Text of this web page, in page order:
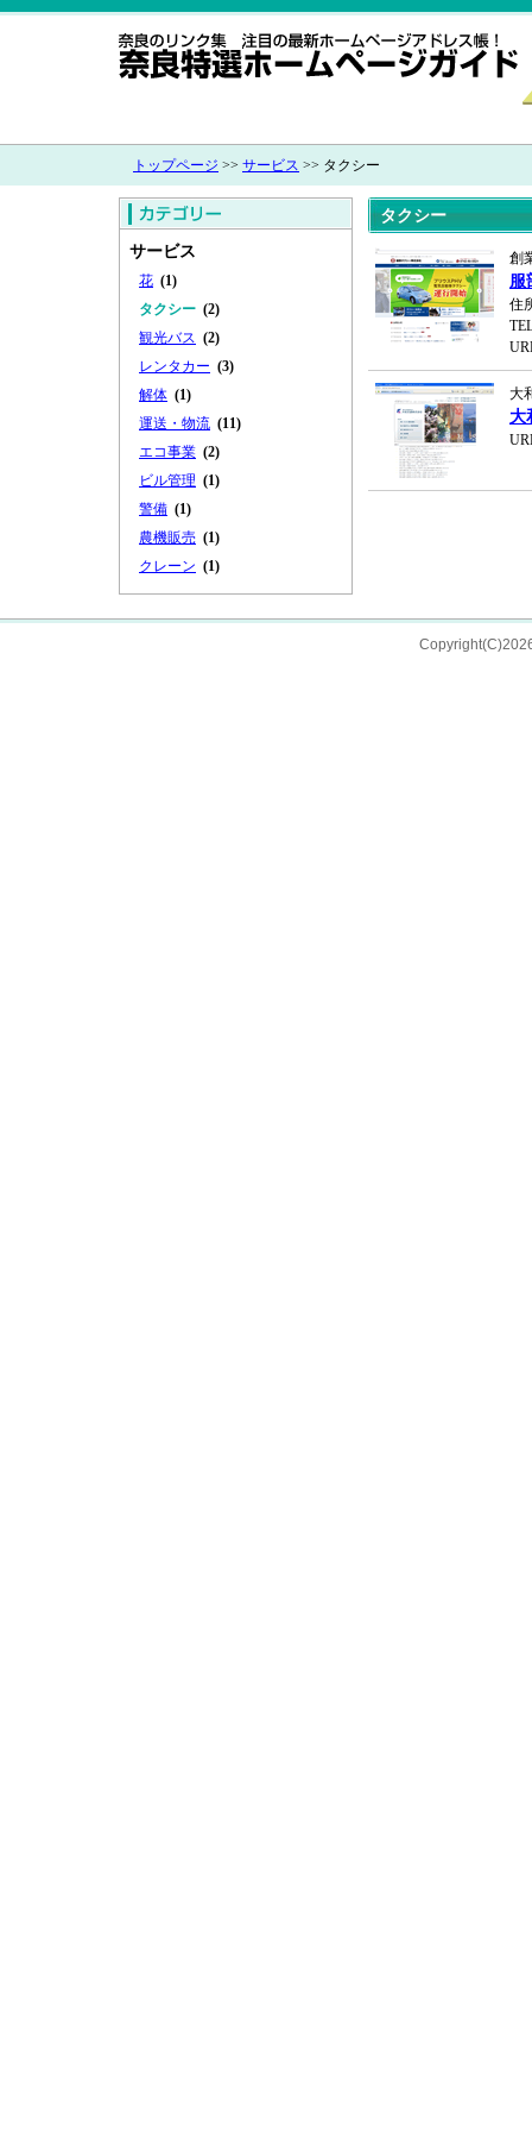
トップページ >> サービス >> タクシー
サービス
花 (1)
タクシー (2)
観光バス (2)
レンタカー (3)
解体 (1)
運送・物流 (11)
エコ事業 (2)
ビル管理 (1)
警備 (1)
農機販売 (1)
クレーン (1)
タクシー
創
服
住
大
大